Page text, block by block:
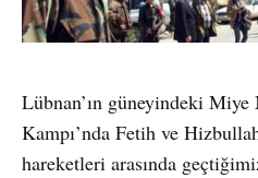
Lübnan’ın güneyindeki
Kampı’nda Fetih ve
hareketleri arasında